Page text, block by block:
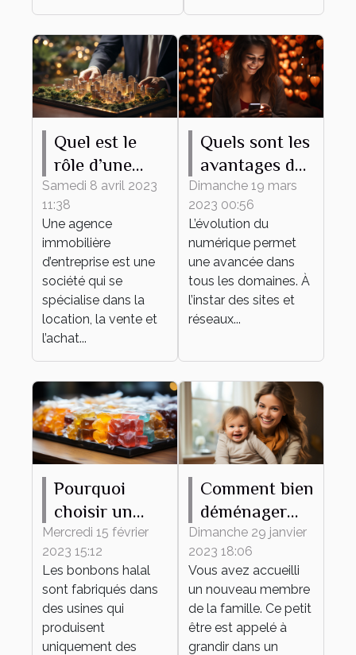
Quel est le
rôle d’une
agence
immobilière
d’entreprise ?
Samedi 8 avril 2023
11:38
Une agence
immobilière
d’entreprise est une
société qui se
spécialise dans la
location, la vente et
l’achat...
Quels sont les
avantages du
recours à un
site de
rencontre ?
Dimanche 19 mars
2023 00:56
L’évolution du
numérique permet
une avancée dans
tous les domaines. À
l’instar des sites et
réseaux...
Pourquoi
choisir un
bonbon halal
?
Mercredi 15 février
2023 15:12
Les bonbons halal
sont fabriqués dans
des usines qui
produisent
uniquement des
Comment bien
déménager
avec votre
bébé ?
Dimanche 29 janvier
2023 18:06
Vous avez accueilli
un nouveau membre
de la famille. Ce petit
être est appelé à
grandir dans un